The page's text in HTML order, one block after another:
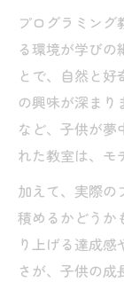
事情
神戸
理由
プロ
とは
子供
の工夫
プロ
イント
楽し
プログラミング
る環境が学びの
とで、自然と
の興味が深まり
など、子供が夢
れた教室は、モ
加えて、実際の
積めるかどうか
り上げる達成
さが、子供の